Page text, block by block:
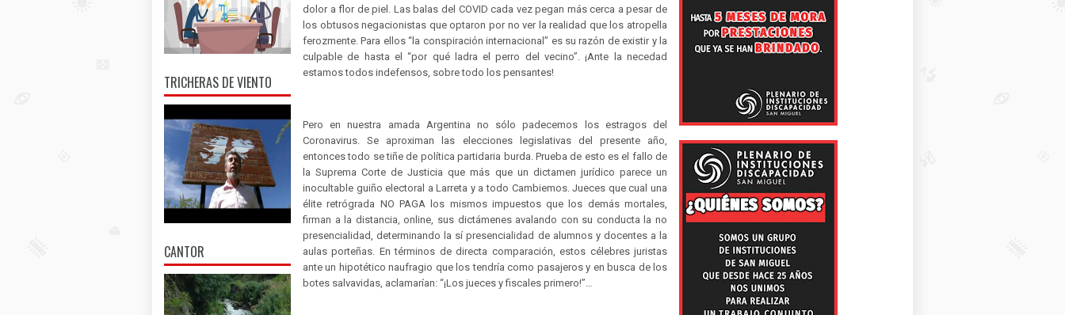
TRICHERAS DE VIENTO
CANTOR
dolor a flor de piel. Las balas del COVID cada vez pegan más cerca a pesar de
los obtusos negacionistas que optaron por no ver la realidad que los atropella
ferozmente. Para ellos “la conspiración internacional” es su razón de existir y la
culpable de hasta el “por qué ladra el perro del vecino”. ¡Ante la necedad
estamos todos indefensos, sobre todo los pensantes!
Pero en nuestra amada Argentina no sólo padecemos los estragos del
Coronavirus. Se aproximan las elecciones legislativas del presente año,
entonces todo se tiñe de política partidaria burda. Prueba de esto es el fallo de
la Suprema Corte de Justicia que más que un dictamen jurídico parece un
inocultable guiño electoral a Larreta y a todo Cambiemos. Jueces que cual una
élite retrógrada NO PAGA los mismos impuestos que los demás mortales,
firman a la distancia, online, sus dictámenes avalando con su conducta la no
presencialidad, determinando la sí presencialidad de alumnos y docentes a la
aulas porteñas. En términos de directa comparación, estos célebres juristas
ante un hipotético naufragio que los tendría como pasajeros y en busca de los
botes salvavidas, aclamarían: “¡Los jueces y fiscales primero!”…